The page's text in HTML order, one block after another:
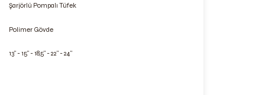
Şarjörlü Pompalı Tüfek
Polimer Gövde
13" - 15" - 18,5" - 22" - 24"